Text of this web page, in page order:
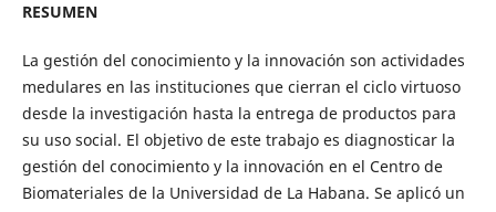
RESUMEN
La gestión del conocimiento y la innovación son actividades
medulares en las instituciones que cierran el ciclo virtuoso
desde la investigación hasta la entrega de productos para
su uso social. El objetivo de este trabajo es diagnosticar la
gestión del conocimiento y la innovación en el Centro de
Biomateriales de la Universidad de La Habana. Se aplicó un